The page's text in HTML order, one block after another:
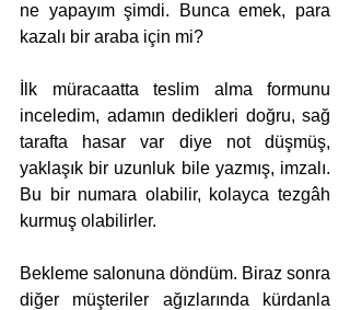
ne yapayım şimdi. Bunca emek, para
kazalı bir araba için mi?
İlk müracaatta teslim alma formunu
inceledim, adamın dedikleri doğru, sağ
tarafta hasar var diye not düşmüş,
yaklaşık bir uzunluk bile yazmış, imzalı.
Bu bir numara olabilir, kolayca tezgâh
kurmuş olabilirler.
Bekleme salonuna döndüm. Biraz sonra
diğer müşteriler ağızlarında kürdanla